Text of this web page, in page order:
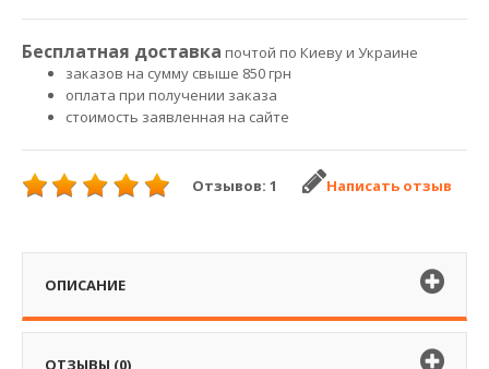
Бесплатная доставка почтой по Киеву и Украине
заказов на сумму свыше 850 грн
оплата при получении заказа
стоимость заявленная на сайте
Отзывов: 1 Написать отзыв
ОПИСАНИЕ
ОТЗЫВЫ (0)